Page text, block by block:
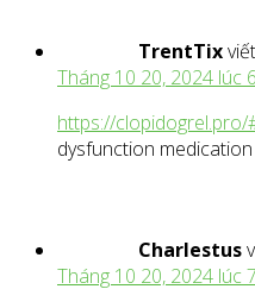
TrentTix
Tháng 10 20, 2024 lúc
https://clopidogrel.pro/
dysfunction medication
Charlestus
Tháng 10 20, 2024 lúc